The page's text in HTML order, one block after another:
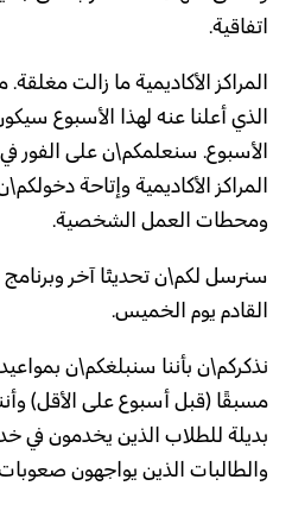
اتفاقية.
المراكز الأكاديمية ما زالت
الذي أعلنا عنه لهذا الأسبوع
الأسبوع. سنعلمكم\ن على الفور
المراكز الأكاديمية وإتاحة
ومحطات العمل الشخصية.
سنرسل لكم\ن تحديثًا آخر
القادم يوم الخميس.
نذكركم\ن بأننا سنبلغكم\ن
مسبقًا (قبل أسبوع على الأقل)
بديلة للطلاب الذين يخدمون في
والطالبات الذين يواجهون